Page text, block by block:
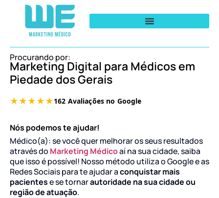
Procurando por:
Marketing Digital para Médicos em
Piedade dos Gerais
Nós podemos te ajudar!
Médico(a): se você quer melhorar os seus resultados
através do Marketing Médicoaí na sua cidade, saiba
que isso é possível! Nosso método utiliza o Google e as
Redes Sociais para te ajudar aconquistar mais
pacientese se tornarautoridade na sua cidade ou
região de atuação.